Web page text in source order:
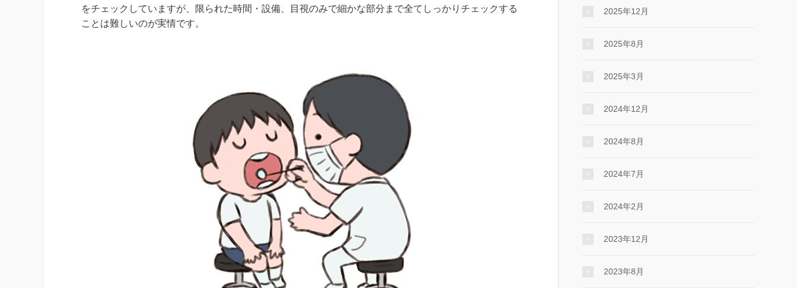
をチェックしていますが、限られた時間・設備、目視のみで細かな部分まで全てしっかりチェックする
ことは難しいのが実情です。
2025年12月
2025年8月
2025年3月
2024年12月
2024年8月
2024年7月
2024年2月
2023年12月
2023年8月